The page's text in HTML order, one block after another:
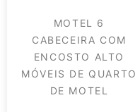
MOTEL 6
CABECEIRA COM
ENCOSTO ALTO
MÓVEIS DE QUARTO
DE MOTEL